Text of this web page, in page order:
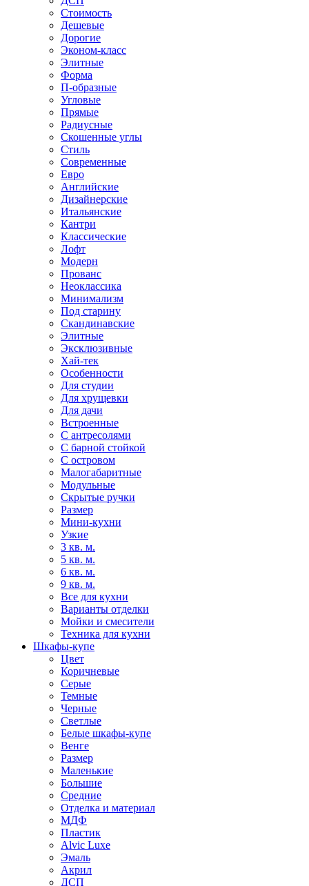
Стоимость
Дешевые
Дорогие
Эконом-класс
Элитные
Форма
П-образные
Угловые
Прямые
Радиусные
Скошенные углы
Стиль
Современные
Евро
Английские
Дизайнерские
Итальянские
Кантри
Классические
Лофт
Модерн
Прованс
Неоклассика
Минимализм
Под старину
Скандинавские
Элитные
Эксклюзивные
Хай-тек
Особенности
Для студии
Для хрущевки
Для дачи
Встроенные
С антресолями
С барной стойкой
С островом
Малогабаритные
Модульные
Скрытые ручки
Размер
Мини-кухни
Узкие
3 кв. м.
5 кв. м.
6 кв. м.
9 кв. м.
Все для кухни
Варианты отделки
Мойки и смесители
Техника для кухни
Шкафы-купе
Цвет
Коричневые
Серые
Темные
Черные
Светлые
Белые шкафы-купе
Венге
Размер
Маленькие
Большие
Средние
Отделка и материал
МДФ
Пластик
Alvic Luxe
Эмаль
Акрил
ДСП